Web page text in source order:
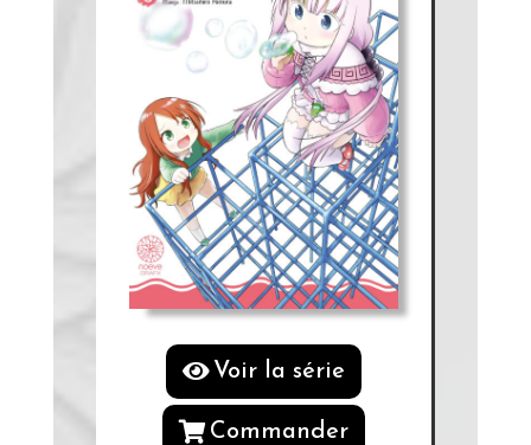
Voir la série
Commander